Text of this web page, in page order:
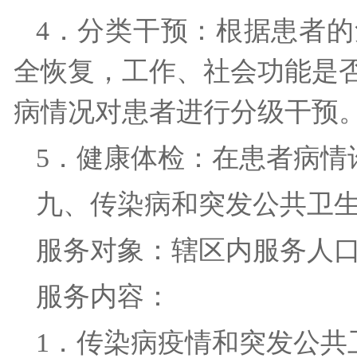
4．分类干预：根据患者
全恢复，工作、社会功能是
病情况对患者进行分级干
5．健康体检：在患者病
九、传染病和突发公共
服务对象：辖区内服务
服务内容：
1．传染病疫情和突发公